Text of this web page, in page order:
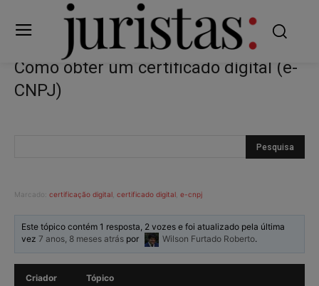
Como obter um certificado digital (e-
CNPJ)
Marcado: certificação digital certificado digital e-cnpj
Este tópico contém 1 resposta, 2 vozes e foi atualizado pela última
vez7 anos, 8 meses atrás por Wilson Furtado Roberto.
Criador Tópico